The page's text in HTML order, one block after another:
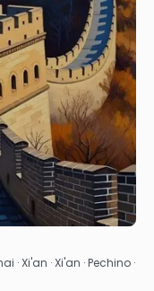
Xi'an · Xi'an · Pechino ·